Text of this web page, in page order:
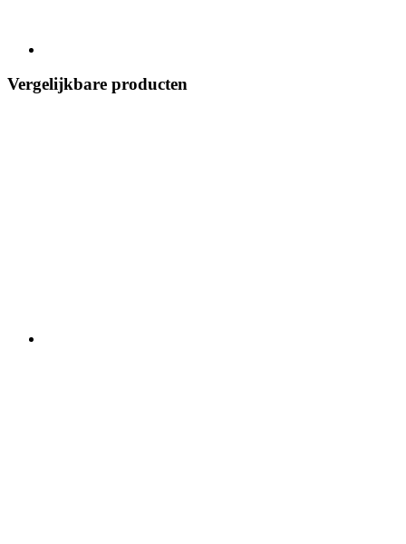
Vergelijkbare producten